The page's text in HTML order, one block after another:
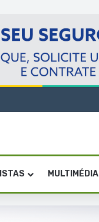
MULTIMÉDIA